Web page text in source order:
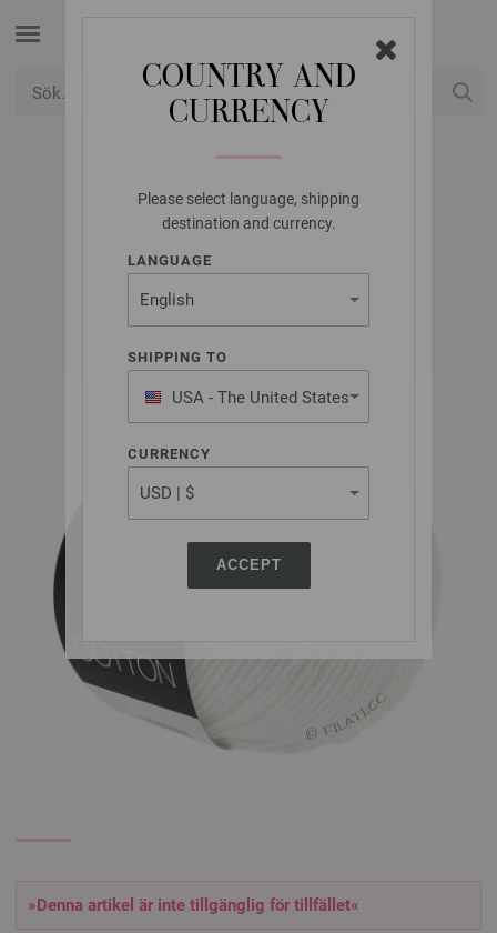
COUNTRY AND
CURRENCY
Please select language, shipping
destination and currency.
LANGUAGE
SHIPPING TO
USA - The United States
of America
CURRENCY
ACCEPT
LANA GROSSA
COOL COTTON
»Denna artikel är inte tillgänglig för tillfället«